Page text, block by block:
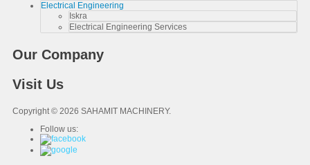
Electrical Engineering
Iskra
Electrical Engineering Services
Our Company
Visit Us
Copyright © 2026 SAHAMIT MACHINERY.
Follow us: